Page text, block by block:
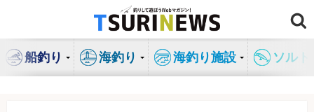
ン
船釣り 海釣り 海釣り施設 ソル